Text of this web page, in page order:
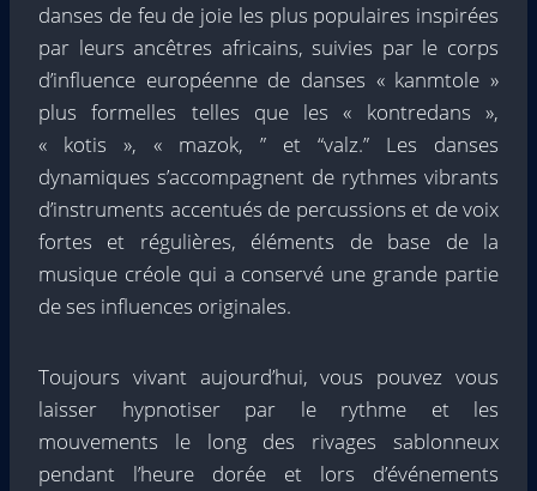
danses de feu de joie les plus populaires inspirées
par leurs ancêtres africains, suivies par le corps
d’influence européenne de danses « kanmtole »
plus formelles telles que les « kontredans »,
« kotis », « mazok, ” et “valz.” Les danses
dynamiques s’accompagnent de rythmes vibrants
d’instruments accentués de percussions et de voix
fortes et régulières, éléments de base de la
musique créole qui a conservé une grande partie
de ses influences originales.
Toujours vivant aujourd’hui, vous pouvez vous
laisser hypnotiser par le rythme et les
mouvements le long des rivages sablonneux
pendant l’heure dorée et lors d’événements